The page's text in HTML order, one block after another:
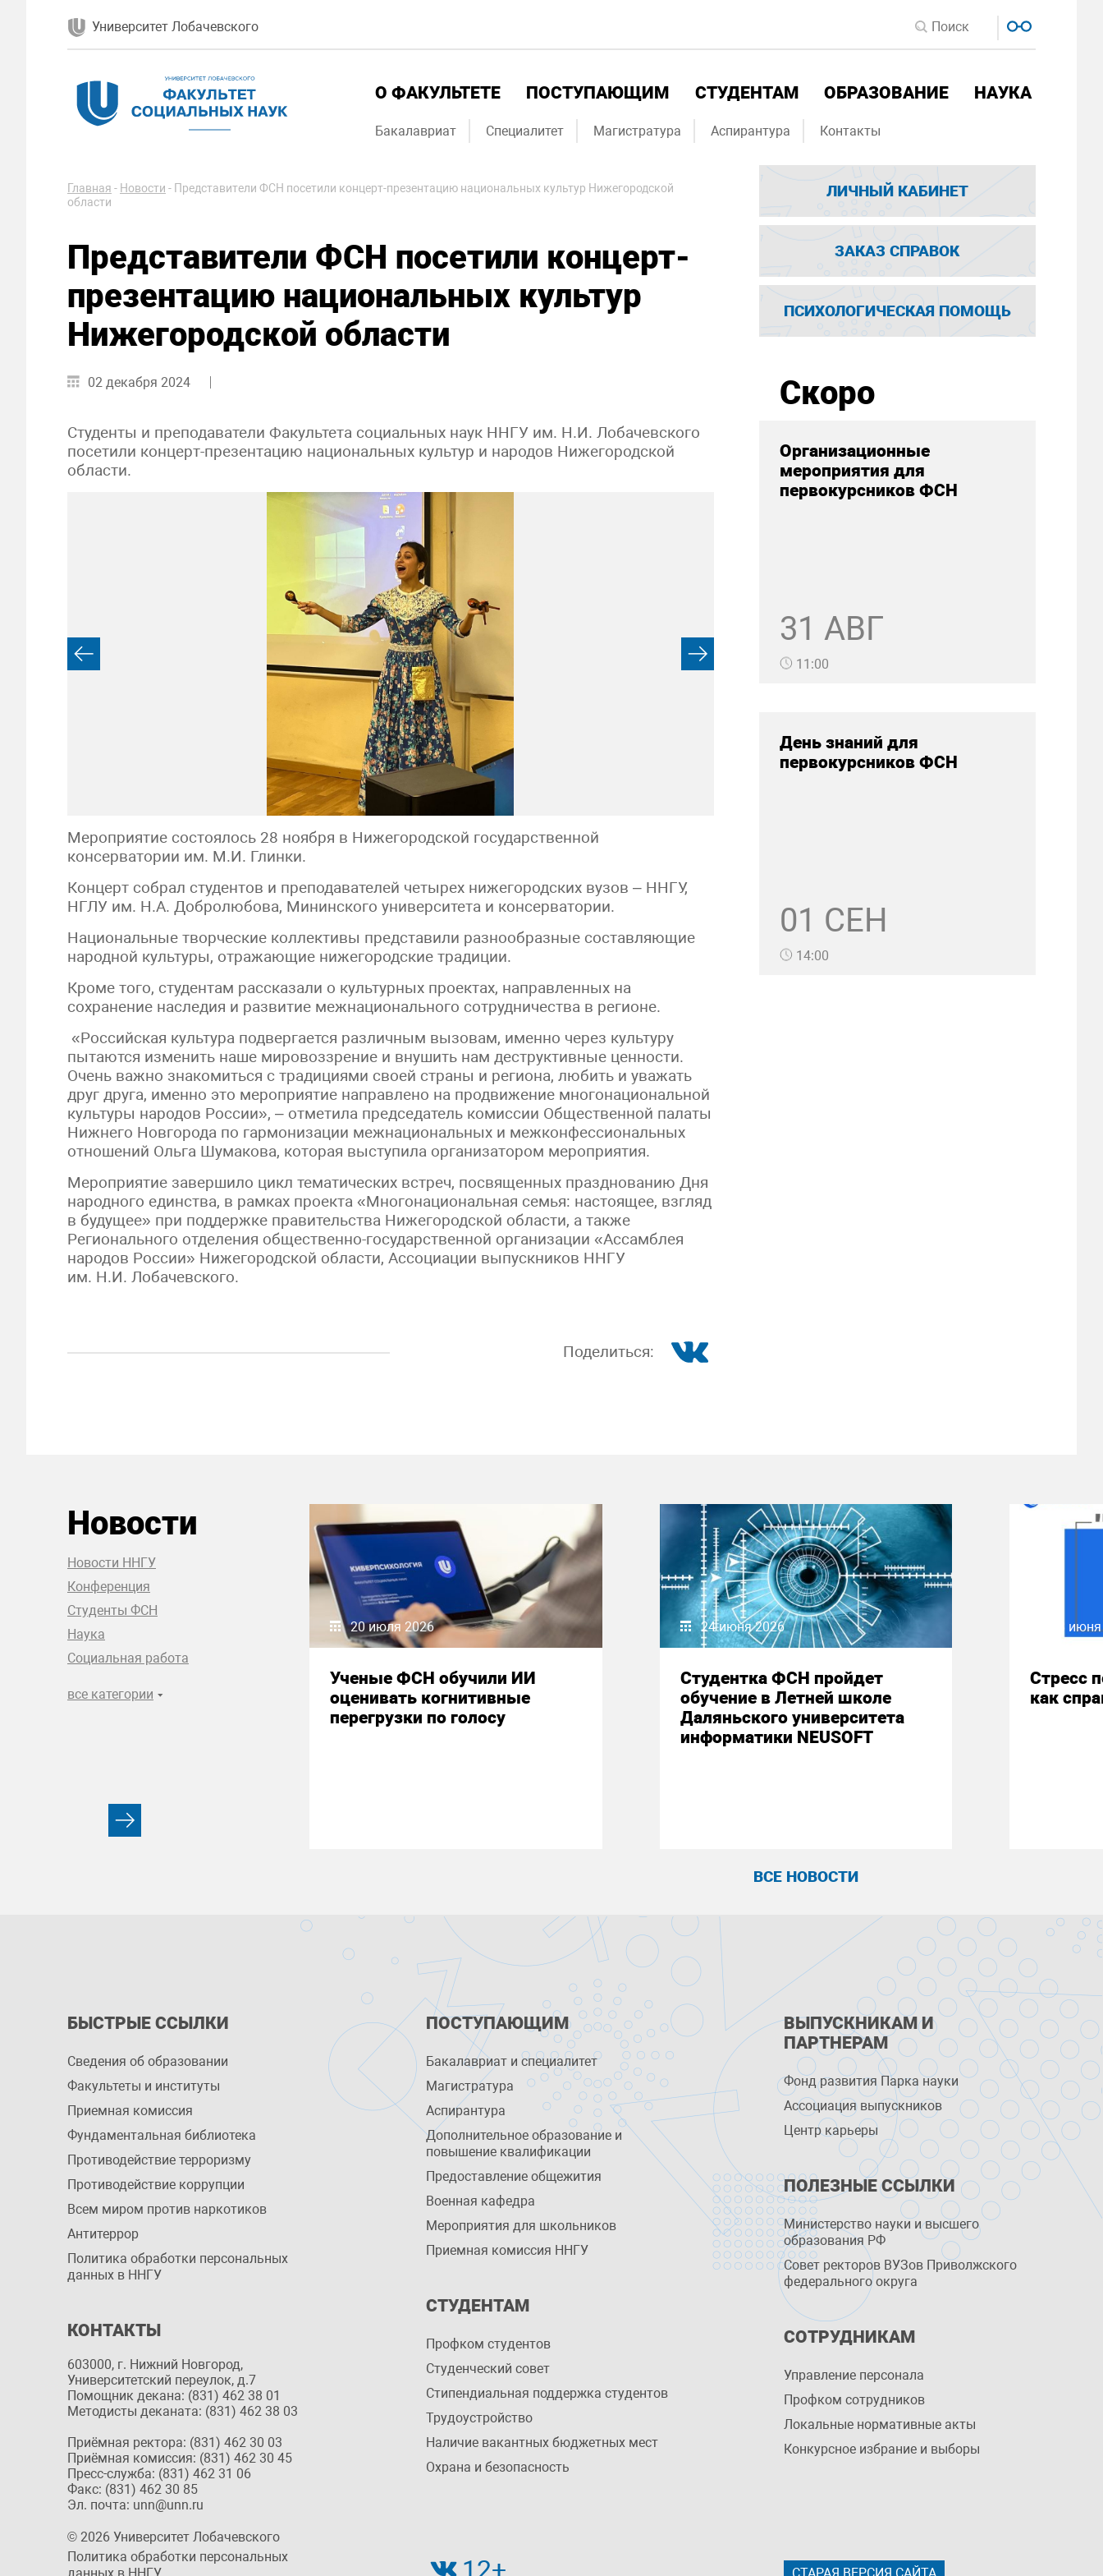
Университет Лобачевского
О ФАКУЛЬТЕТЕ ПОСТУПАЮЩИМ СТУДЕНТАМ ОБРАЗОВАНИЕ НАУКА
Бакалавриат Специалитет Магистратура Аспирантура Контакты
Главная - Новости - Представители ФСН посетили концерт-презентацию национальных культур Нижегородской
области
Представители ФСН посетили концерт-
презентацию национальных культур
Нижегородской области
02 декабря 2024
Студенты и преподаватели Факультета социальных наук ННГУ им. Н.И. Лобачевского
посетили концерт-презентацию национальных культур и народов Нижегородской
области.
Мероприятие состоялось 28 ноября в Нижегородской государственной
консерватории им. М.И. Глинки.
Концерт собрал студентов и преподавателей четырех нижегородских вузов – ННГУ,
НГЛУ им. Н.А. Добролюбова, Мининского университета и консерватории.
Национальные творческие коллективы представили разнообразные составляющие
народной культуры, отражающие нижегородские традиции.
Кроме того, студентам рассказали о культурных проектах, направленных на
сохранение наследия и развитие межнационального сотрудничества в регионе.
«Российская культура подвергается различным вызовам, именно через культуру
пытаются изменить наше мировоззрение и внушить нам деструктивные ценности.
Очень важно знакомиться с традициями своей страны и региона, любить и уважать
друг друга, именно это мероприятие направлено на продвижение многонациональной
культуры народов России», – отметила председатель комиссии Общественной палаты
Нижнего Новгорода по гармонизации межнациональных и межконфессиональных
отношений Ольга Шумакова, которая выступила организатором мероприятия.
Мероприятие завершило цикл тематических встреч, посвященных празднованию Дня
народного единства, в рамках проекта «Многонациональная семья: настоящее, взгляд
в будущее» при поддержке правительства Нижегородской области, а также
Регионального отделения общественно-государственной организации «Ассамблея
народов России» Нижегородской области, Ассоциации выпускников ННГУ
им. Н.И. Лобачевского.
Поделиться:
ЛИЧНЫЙ КАБИНЕТ
ЗАКАЗ СПРАВОК
ПСИХОЛОГИЧЕСКАЯ ПОМОЩЬ
Скоро
Организационные
мероприятия для
первокурсников ФСН
31 АВГ
11:00
День знаний для
первокурсников ФСН
01 СЕН
14:00
Новости
Новости ННГУ
Конференция
Студенты ФСН
Наука
Социальная работа
все категории
20 июля 2026
Ученые ФСН обучили ИИ
оценивать когнитивные
перегрузки по голосу
24 июня 2026
Студентка ФСН пройдет
обучение в Летней школе
Даляньского университета
информатики NEUSOFT
08
Стресс
как
ВСЕ НОВОСТИ
БЫСТРЫЕ ССЫЛКИ
Сведения об образовании
Факультеты и институты
Приемная комиссия
Фундаментальная библиотека
Противодействие терроризму
Противодействие коррупции
Всем миром против наркотиков
Антитеррор
Политика обработки персональных
данных в ННГУ
КОНТАКТЫ
603000, г. Нижний Новгород,
Университетский переулок, д.7
Помощник декана: (831) 462 38 01
Методисты деканата: (831) 462 38 03
Приёмная ректора: (831) 462 30 03
Приёмная комиссия: (831) 462 30 45
Пресс-служба: (831) 462 31 06
Факс: (831) 462 30 85
Эл. почта: unn@unn.ru
ПОСТУПАЮЩИМ
Бакалавриат и специалитет
Магистратура
Аспирантура
Дополнительное образование и
повышение квалификации
Предоставление общежития
Военная кафедра
Мероприятия для школьников
Приемная комиссия ННГУ
СТУДЕНТАМ
Профком студентов
Студенческий совет
Стипендиальная поддержка студентов
Трудоустройство
Наличие вакантных бюджетных мест
Охрана и безопасность
ВЫПУСКНИКАМ И
ПАРТНЕРАМ
Фонд развития Парка науки
Ассоциация выпускников
Центр карьеры
ПОЛЕЗНЫЕ ССЫЛКИ
Министерство науки и высшего
образования РФ
Совет ректоров ВУЗов Приволжского
федерального округа
СОТРУДНИКАМ
Управление персоналa
Профком сотрудников
Локальные нормативные акты
Конкурсное избрание и выборы
© 2026 Университет Лобачевского
Политика обработки персональных
12+